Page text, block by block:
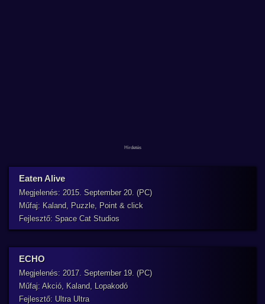
Eaten Alive
Megjelenés: 2015. September 20. (PC)
Műfaj: Kaland, Puzzle, Point & click
Fejlesztő: Space Cat Studios
ECHO
Megjelenés: 2017. September 19. (PC)
Műfaj: Akció, Kaland, Lopakodó
Fejlesztő: Ultra Ultra